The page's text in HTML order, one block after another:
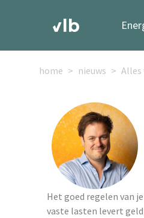
home nieuws Alles
Het goed regelen van je
vaste lasten levert geld